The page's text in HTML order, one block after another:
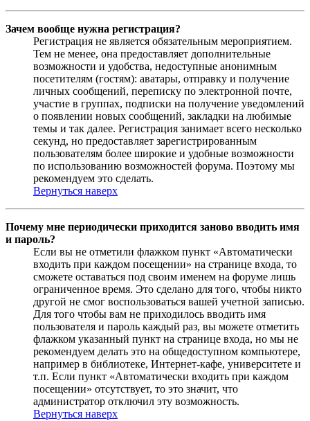
Зачем вообще нужна регистрация?
Регистрация не является обязательным мероприятием.
Тем не менее, она предоставляет дополнительные
возможности и удобства, недоступные анонимным
посетителям (гостям): аватары, отправку и получение
личных сообщений, переписку по электронной почте,
участие в группах, подписки на получение уведомлений
о появлении новых сообщений, закладки на любимые
темы и так далее. Регистрация занимает всего несколько
секунд, но предоставляет зарегистрированным
пользователям более широкие и удобные возможности
по использованию возможностей форума. Поэтому мы
рекомендуем это сделать.
Вернуться наверх
Почему мне периодически приходится заново вводить имя
и пароль?
Если вы не отметили флажком пункт «Автоматически
входить при каждом посещении» на странице входа, то
сможете оставаться под своим именем на форуме лишь
ограниченное время. Это сделано для того, чтобы никто
другой не смог воспользоваться вашей учетной записью.
Для того чтобы вам не приходилось вводить имя
пользователя и пароль каждый раз, вы можете отметить
флажком указанный пункт на странице входа, но мы не
рекомендуем делать это на общедоступном компьютере,
например в библиотеке, Интернет-кафе, университете и
т.п. Если пункт «Автоматически входить при каждом
посещении» отсутствует, то это значит, что
администратор отключил эту возможность.
Вернуться наверх